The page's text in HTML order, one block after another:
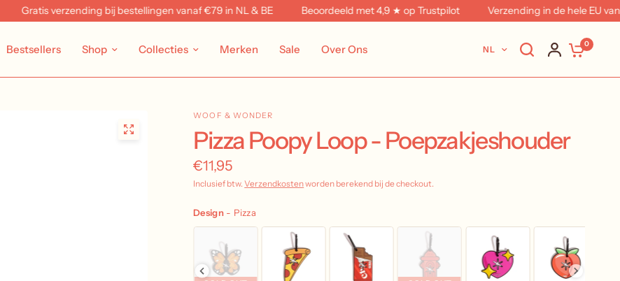
Gratis verzending bij bestellingen vanaf €79 in NL & BE Beoordeeld met 4,9 ★ op Trustpilot Verzending in de hele EU vanuit
Bestsellers Shop Collecties Merken Sale Over Ons NL
0
WOOF & WONDER
Pizza Poopy Loop - Poepzakjeshouder
€11,95
Inclusief btw.Verzendkostenworden berekend bij de checkout.
Design - Pizza